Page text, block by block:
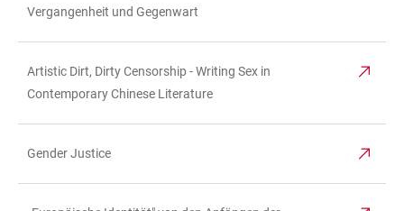
Vergangenheit und Gegenwart
Artistic Dirt, Dirty Censorship - Writing Sex in
Contemporary Chinese Literature
Gender Justice